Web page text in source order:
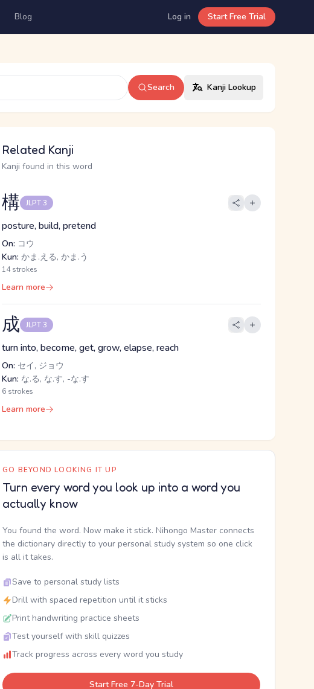
Blog Log in Start Free Trial
Search Kanji Lookup
Related Kanji
Kanji found in this word
構 JLPT 3
posture, build, pretend
On: コウ
Kun: かま.える, かま.う
14 strokes
Learn more
成 JLPT 3
turn into, become, get, grow, elapse, reach
On: セイ, ジョウ
Kun: な.る, な.す, -な.す
6 strokes
Learn more
GO BEYOND LOOKING IT UP
Turn every word you look up into a word you
actually know
You found the word. Now make it stick. Nihongo Master connects
the dictionary directly to your personal study system so one click
is all it takes.
Save to personal study lists
Drill with spaced repetition until it sticks
Print handwriting practice sheets
Test yourself with skill quizzes
Track progress across every word you study
Start Free 7-Day Trial